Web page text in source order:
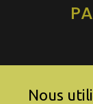
Nous